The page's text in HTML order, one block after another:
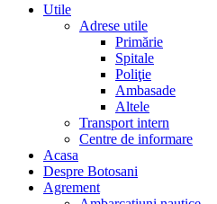
Utile
Adrese utile
Primărie
Spitale
Poliţie
Ambasade
Altele
Transport intern
Centre de informare
Acasa
Despre Botosani
Agrement